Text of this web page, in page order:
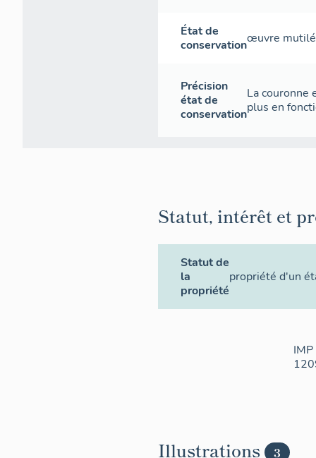
État de
conservationœuvre
Précision
état de
conservation
La couronne
plus en
Statut, intérêt et
Statut de
la
propriété
propriété d'un
IMP
Illustrations 3